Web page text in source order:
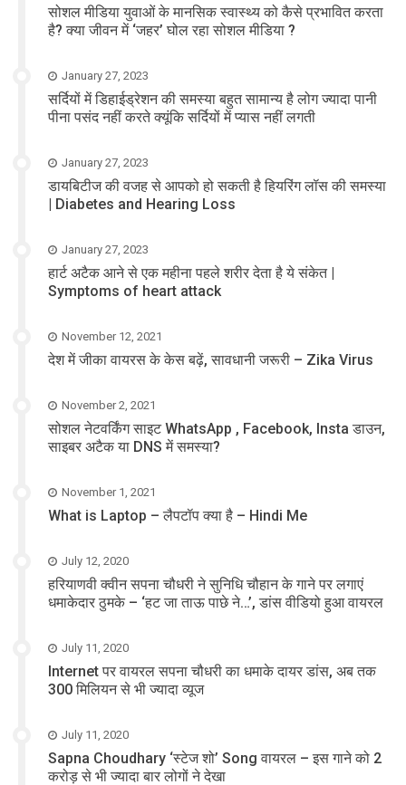
सोशल मीडिया युवाओं के मानसिक स्वास्थ्य को कैसे प्रभावित करता
है? क्या जीवन में ‘जहर’ घोल रहा सोशल मीडिया ?
January 27, 2023
सर्दियों में डिहाईड्रेशन की समस्या बहुत सामान्य है लोग ज्यादा पानी
पीना पसंद नहीं करते क्यूंकि सर्दियों में प्यास नहीं लगती
January 27, 2023
डायबिटीज की वजह से आपको हो सकती है हियरिंग लॉस की समस्या
| Diabetes and Hearing Loss
January 27, 2023
हार्ट अटैक आने से एक महीना पहले शरीर देता है ये संकेत |
Symptoms of heart attack
November 12, 2021
देश में जीका वायरस के केस बढ़ें, सावधानी जरूरी – Zika Virus
November 2, 2021
सोशल नेटवर्किंग साइट WhatsApp , Facebook, Insta डाउन,
साइबर अटैक या DNS में समस्या?
November 1, 2021
What is Laptop – लैपटॉप क्या है – Hindi Me
July 12, 2020
हरियाणवी क्वीन सपना चौधरी ने सुनिधि चौहान के गाने पर लगाएं
धमाकेदार ठुमके – ‘हट जा ताऊ पाछे ने…’, डांस वीडियो हुआ वायरल
July 11, 2020
Internet पर वायरल सपना चौधरी का धमाके दायर डांस, अब तक
300 मिलियन से भी ज्यादा व्यूज
July 11, 2020
Sapna Choudhary ‘स्टेज शो’ Song वायरल – इस गाने को 2
करोड़ से भी ज्यादा बार लोगों ने देखा